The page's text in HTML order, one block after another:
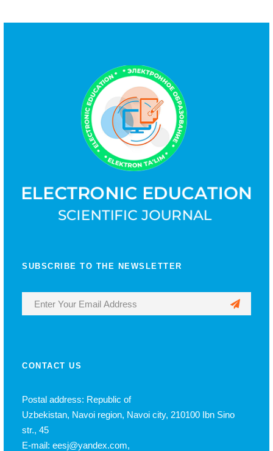
SUBSCRIBE TO THE NEWSLETTER
CONTACT US
Postal address: Republic of
Uzbekistan, Navoi region, Navoi city, 210100 Ibn Sino
str., 45
E-mail: eesj@yandex.com,